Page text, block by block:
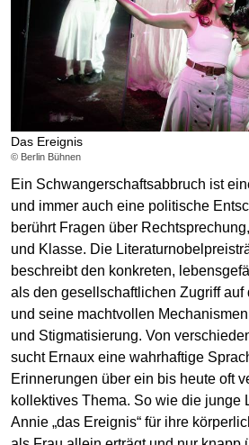
Das Ereignis
© Berlin Bühnen
Ein Schwangerschaftsabbruch ist
und immer auch eine politische
berührt Fragen über
und Klasse. Die
beschreibt den konkreten,
als den gesellschaftlichen Zugriff
und seine machtvollen
und Stigmatisierung. Von
sucht Ernaux eine wahrhaftige
Erinnerungen über ein bis heute oft
kollektives Thema. So wie die junge
Annie „das Ereignis“ für ihre